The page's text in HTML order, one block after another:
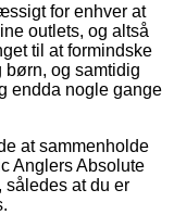
for enhver at
outlets, og altså
til at formindske
og samtidig
endda nogle gange
at sammenholde
Anglers Absolute
således at du er